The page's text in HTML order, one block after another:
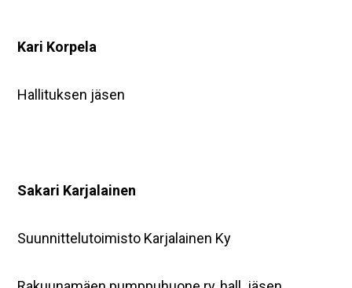
Kari Korpela
Hallituksen jäsen
Sakari Karjalainen
Suunnittelutoimisto Karjalainen Ky